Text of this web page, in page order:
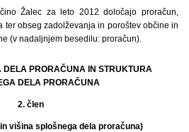
Žalec za leto 2012 določajo proračun,
ter obseg zadolževanja in poroštev občine in
(v nadaljnjem besedilu: proračun).
DELA PRORAČUNA IN STRUKTURA
DELA PRORAČUNA
2. člen
višina splošnega dela proračuna)